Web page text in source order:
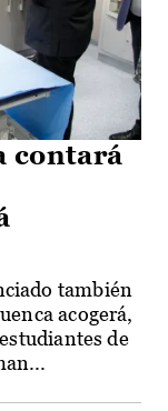
contará
también
acogerá,
de